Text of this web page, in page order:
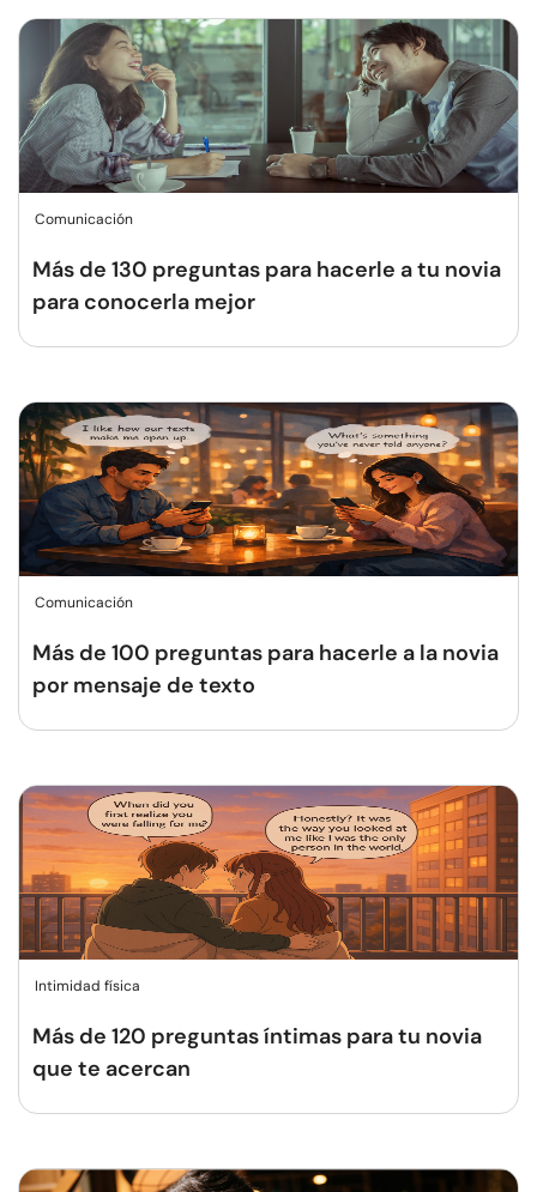
Comunicación
Más de 130 preguntas para hacerle a tu novia
para conocerla mejor
Comunicación
Más de 100 preguntas para hacerle a la novia
por mensaje de texto
Intimidad física
Más de 120 preguntas íntimas para tu novia
que te acercan